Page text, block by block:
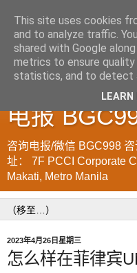
菲律宾
电报
咨询电报/微信 BGC998
址： 7F PCCI Corporate
Makati, Metro Manila
2023年4月26日星期三
怎么样在菲律宾
This site uses cookies
and to analyze traffic.
shared with Google
metrics to ensure
statistics, and to detect
LEARN